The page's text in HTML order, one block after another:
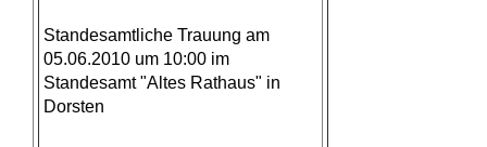
Standesamtliche Trauung am
05.06.2010 um 10:00 im
Standesamt "Altes Rathaus" in
Dorsten